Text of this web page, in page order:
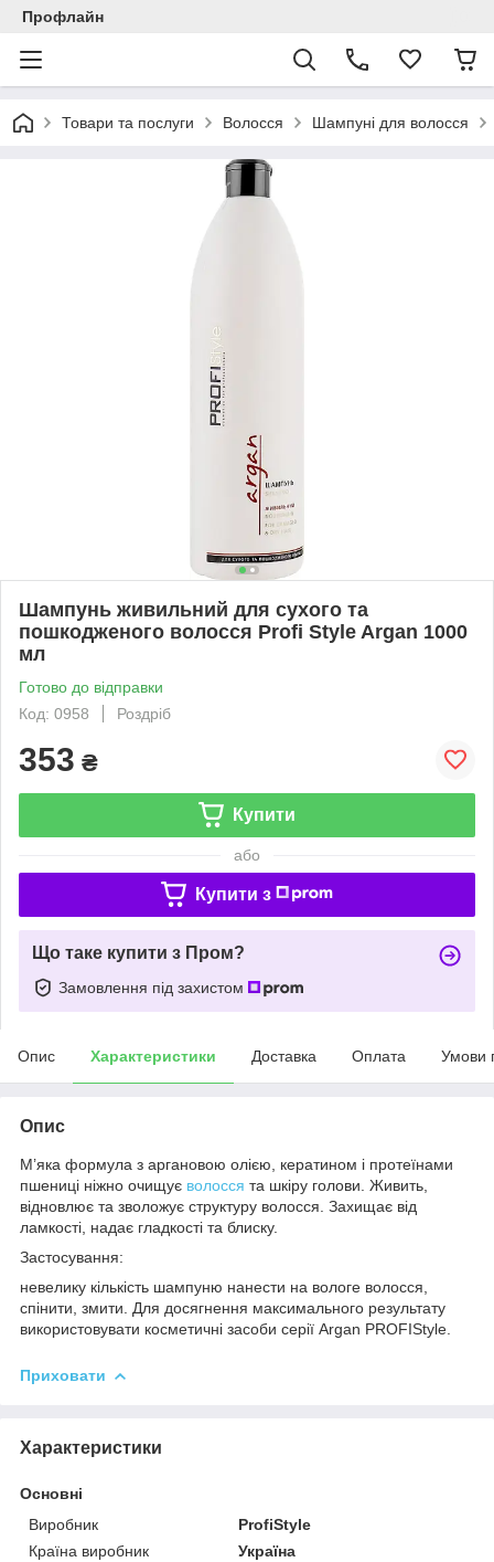
Профлайн
Товари та послуги Волосся Шампуні для волосся
Шампунь живильний для сухого та
пошкодженого волосся Profi Style Argan 1000
мл
Готово до відправки
Код: 0958
Роздріб
353 ₴
Купити
або
Купити з
Що таке купити з Пром?
Замовлення під захистом
Опис Характеристики Доставка Оплата Умови
Опис
М’яка формула з аргановою олією, кератином і протеїнами
пшениці ніжно очищує волосся та шкіру голови. Живить,
відновлює та зволожує структуру волосся. Захищає від
ламкості, надає гладкості та блиску.
Застосування:
невелику кількість шампуню нанести на вологе волосся,
спінити, змити. Для досягнення максимального результату
використовувати косметичні засоби серії Argan PROFIStyle.
Приховати
Характеристики
Основні
Виробник
ProfiStyle
Країна виробник
Україна